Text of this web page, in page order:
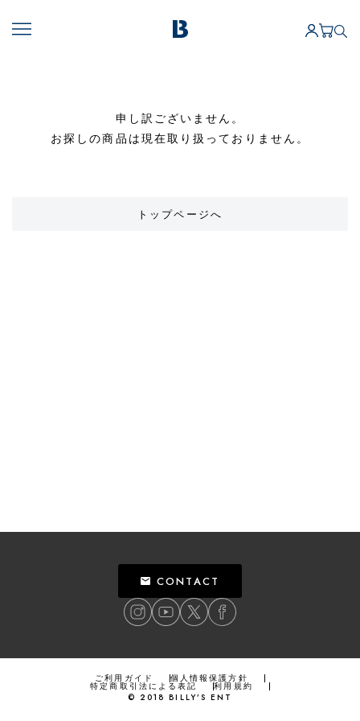
申し訳ございません。
お探しの商品は現在取り扱っておりません。
トップページへ
CONTACT
ご利用ガイド 個人情報保護方針
特定商取引法による表記
利用規約
© 2018 BILLY’S ENT